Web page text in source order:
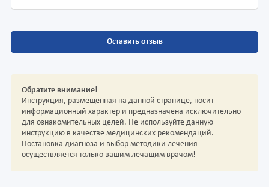
Оставить отзыв
Обратите внимание!
Инструкция, размещенная на данной странице, носит
информационный характер и предназначена исключительно
для ознакомительных целей. Не используйте данную
инструкцию в качестве медицинских рекомендаций.
Постановка диагноза и выбор методики лечения
осуществляется только вашим лечащим врачом!